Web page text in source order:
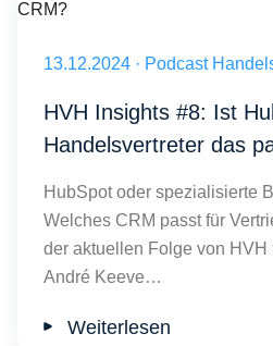
Veröffentlicht am 13.12.2024
13.12.2024 · Podcast
HVH Insights #8: Ist
Handelsvertreter das
HubSpot oder spezialisierte
Welches CRM passt für
der aktuellen Folge von HVH
André Keeve…
Weiterlesen